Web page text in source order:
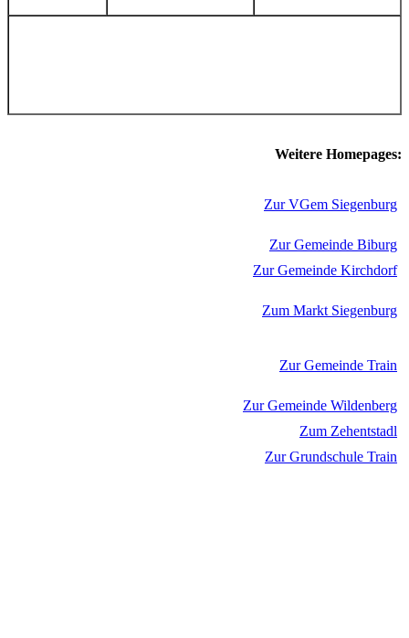
Weitere Homepages:
Zur VGem Siegenburg
Zur Gemeinde Biburg
Zur Gemeinde Kirchdorf
Zum Markt Siegenburg
Zur Gemeinde Train
Zur Gemeinde Wildenberg
Zum Zehentstadl
Zur Grundschule Train